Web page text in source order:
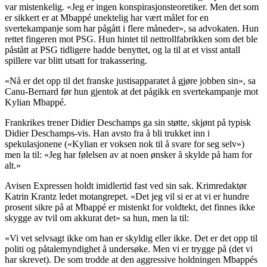
var mistenkelig. «Jeg er ingen konspirasjonsteoretiker. Men det som
er sikkert er at Mbappé unektelig har vært målet for en
svertekampanje som har pågått i flere måneder», sa advokaten. Hun
rettet fingeren mot PSG. Hun hintet til nettrollfabrikken som det ble
påstått at PSG tidligere hadde benyttet, og la til at et visst antall
spillere var blitt utsatt for trakassering.
«Nå er det opp til det franske justisapparatet å gjøre jobben sin», sa
Canu-Bernard før hun gjentok at det pågikk en svertekampanje mot
Kylian Mbappé.
Frankrikes trener Didier Deschamps ga sin støtte, skjønt på typisk
Didier Deschamps-vis. Han avsto fra å bli trukket inn i
spekulasjonene («Kylian er voksen nok til å svare for seg selv»)
men la til: «Jeg har følelsen av at noen ønsker å skylde på ham for
alt.»
Avisen Expressen holdt imidlertid fast ved sin sak. Krimredaktør
Katrin Krantz ledet motangrepet. «Det jeg vil si er at vi er hundre
prosent sikre på at Mbappé er mistenkt for voldtekt, det finnes ikke
skygge av tvil om akkurat det» sa hun, men la til:
«Vi vet selvsagt ikke om han er skyldig eller ikke. Det er det opp til
politi og påtalemyndighet å undersøke. Men vi er trygge på (det vi
har skrevet). De som trodde at den aggressive holdningen Mbappés